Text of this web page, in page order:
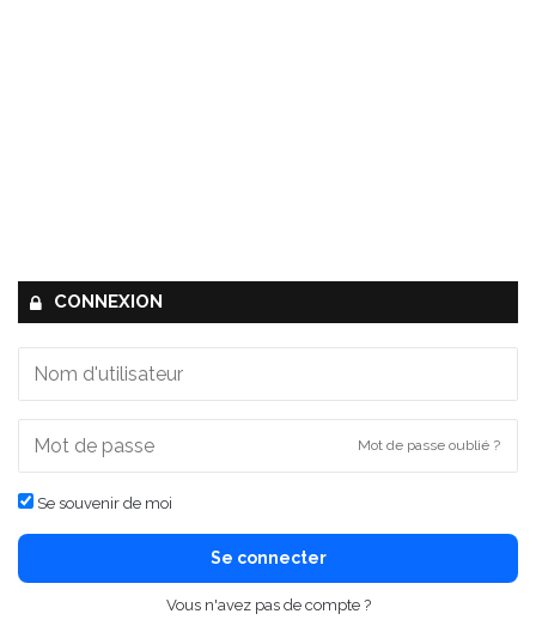
CONNEXION
Mot de passe oublié ?
Se souvenir de moi
Se connecter
Vous n'avez pas de compte ?